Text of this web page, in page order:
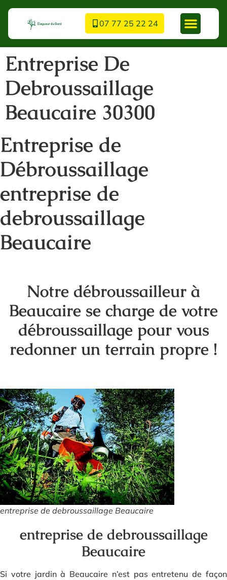
07 77 25 22 24
Entreprise De
Debroussaillage
Beaucaire 30300
Entreprise de
Débroussaillage
entreprise de
debroussaillage
Beaucaire
Notre débroussailleur à
Beaucaire se charge de votre
débroussaillage pour vous
redonner un terrain propre !
entreprise de debroussaillage Beaucaire
entreprise de debroussaillage
Beaucaire
Si votre jardin à Beaucaire n’est pas entretenu de façon